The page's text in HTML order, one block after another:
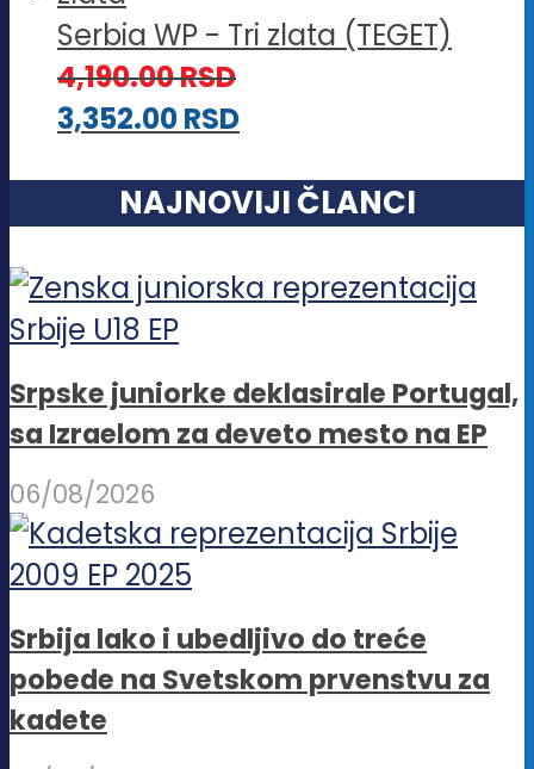
Serbia WP - Tri zlata (TEGET)
4,190.00RSD
3,352.00RSD
NAJNOVIJI ČLANCI
Srpske juniorke deklasirale Portugal,
sa Izraelom za deveto mesto na EP
06/08/2026
Srbija lako i ubedljivo do treće
pobede na Svetskom prvenstvu za
kadete